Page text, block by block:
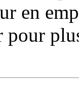
en
pour